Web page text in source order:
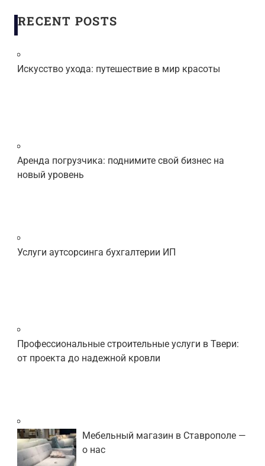
RECENT POSTS
Искусство ухода: путешествие в мир красоты
Аренда погрузчика: поднимите свой бизнес на
новый уровень
Услуги аутсорсинга бухгалтерии ИП
Профессиональные строительные услуги в Твери:
от проекта до надежной кровли
Мебельный магазин в Ставрополе —
о нас